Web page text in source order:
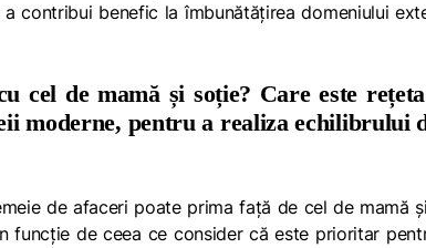
contribui benefic la îmbunătățirea domeniului
cel de mamă și soție? Care este
moderne, pentru a realiza echilibrului
de afaceri poate prima față de cel de mamă
funcție de ceea ce consider că este prioritar